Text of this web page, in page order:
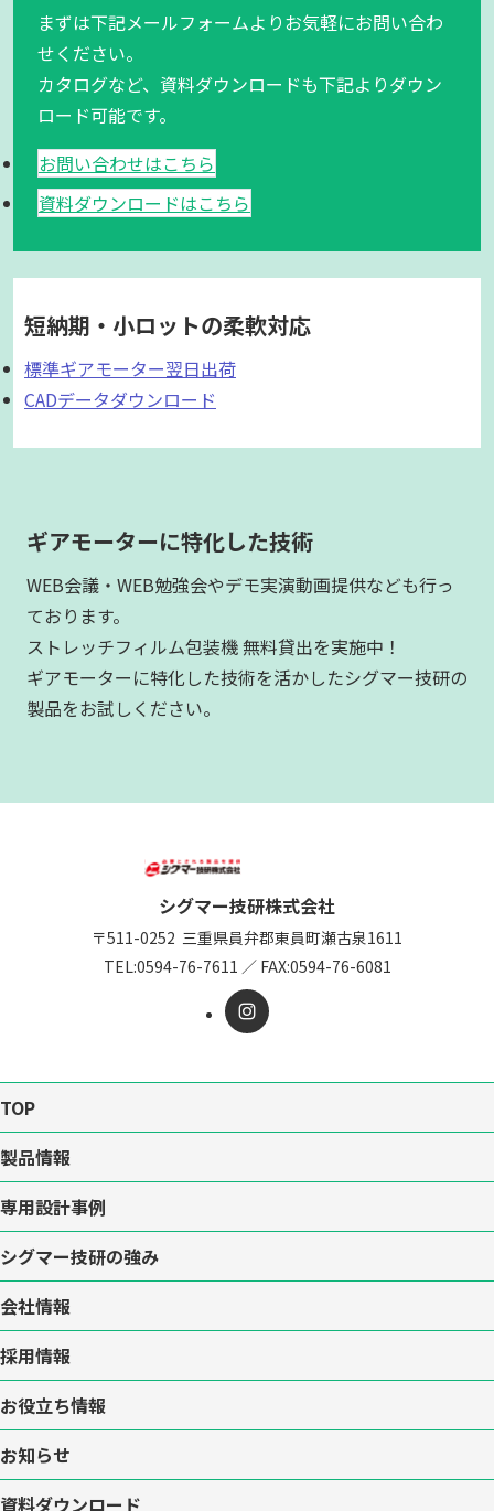
まずは下記メールフォームよりお気軽にお問い合わ
せください。
カタログなど、資料ダウンロードも下記よりダウン
ロード可能です。
お問い合わせはこちら
資料ダウンロードはこちら
短納期・小ロットの柔軟対応
標準ギアモーター翌日出荷
CADデータダウンロード
ギアモーターに特化した技術
WEB会議・WEB勉強会やデモ実演動画提供なども行っ
ております。
ストレッチフィルム包装機 無料貸出を実施中！
ギアモーターに特化した技術を活かしたシグマー技研の
製品をお試しください。
シグマー技研株式会社
〒511-0252 三重県員弁郡東員町瀬古泉1611
TEL:0594-76-7611 ／ FAX:0594-76-6081
TOP
製品情報
専用設計事例
シグマー技研の強み
会社情報
採用情報
お役立ち情報
お知らせ
資料ダウンロード